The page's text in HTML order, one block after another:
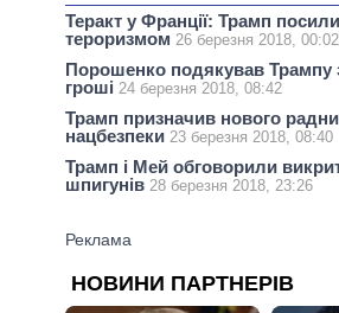
Теракт у Франції: Трамп
тероризмом 26 березня 2018, 00:02
Порошенко подякував Трампу
гроші 24 березня 2018, 08:42
Трамп призначив нового
нацбезпеки 23 березня 2018, 08:40
Трамп і Мей обговорили
шпигунів 28 березня 2018, 23:26